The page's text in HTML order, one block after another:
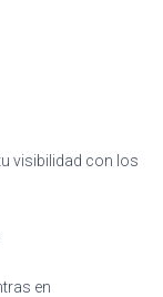
visibilidad con los
en